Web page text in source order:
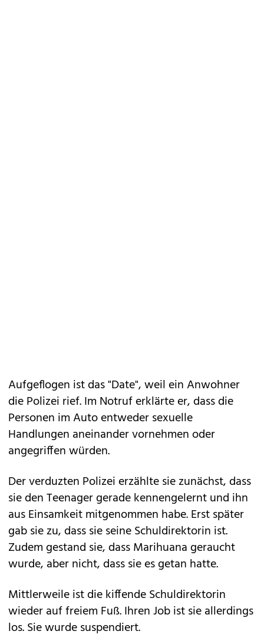
Aufgeflogen ist das "Date", weil ein Anwohner
die Polizei rief. Im Notruf erklärte er, dass die
Personen im Auto entweder sexuelle
Handlungen aneinander vornehmen oder
angegriffen würden.
Der verduzten Polizei erzählte sie zunächst, dass
sie den Teenager gerade kennengelernt und ihn
aus Einsamkeit mitgenommen habe. Erst später
gab sie zu, dass sie seine Schuldirektorin ist.
Zudem gestand sie, dass Marihuana geraucht
wurde, aber nicht, dass sie es getan hatte.
Mittlerweile ist die kiffende Schuldirektorin
wieder auf freiem Fuß. Ihren Job ist sie allerdings
los. Sie wurde suspendiert.